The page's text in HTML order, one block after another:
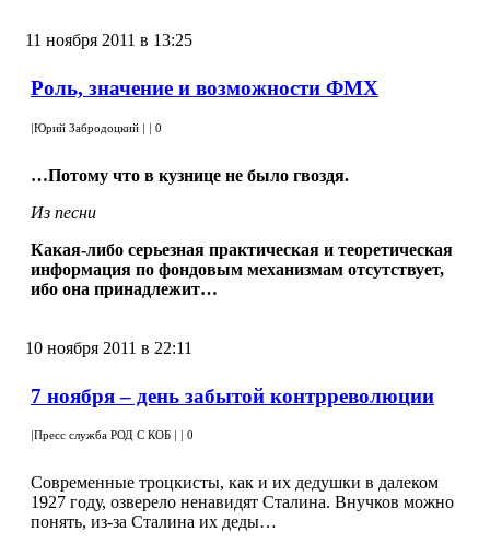
11 ноября 2011 в 13:25
Роль, значение и возможности ФМХ
|Юрий Забродоцкий | | 0
…Потому что в кузнице не было гвоздя.
Из песни
Какая-либо серьезная практическая и теоретическая
информация по фондовым механизмам отсутствует,
ибо она принадлежит…
10 ноября 2011 в 22:11
7 ноября – день забытой контрреволюции
Пресс служба РОД С КОБ 0
Современные троцкисты, как и их дедушки в далеком
1927 году, озверело ненавидят Сталина. Внучков можно
понять, из-за Сталина их деды…